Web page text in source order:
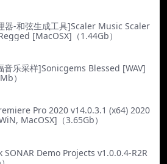
器-和弦生成工具]Scaler Music Scaler
[MacOSX]（1.44Gb）
音乐采样]Sonicgems Blessed [WAV]
）
Pro 2020 v14.0.3.1 (x64) 2020
MacOSX]（3.65Gb）
SONAR Demo Projects v1.0.0.4-R2R